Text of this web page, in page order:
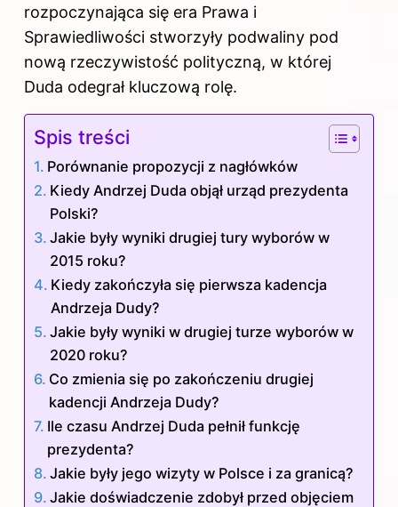
rozpoczynająca się era Prawa i
Sprawiedliwości stworzyły podwaliny pod
nową rzeczywistość polityczną, w której
Duda odegrał kluczową rolę.
Spis treści
Porównanie propozycji z nagłówków
Kiedy Andrzej Duda objął urząd prezydenta
Polski?
Jakie były wyniki drugiej tury wyborów w
2015 roku?
Kiedy zakończyła się pierwsza kadencja
Andrzeja Dudy?
Jakie były wyniki w drugiej turze wyborów w
2020 roku?
Co zmienia się po zakończeniu drugiej
kadencji Andrzeja Dudy?
Ile czasu Andrzej Duda pełnił funkcję
prezydenta?
Jakie były jego wizyty w Polsce i za granicą?
Jakie doświadczenie zdobył przed objęciem